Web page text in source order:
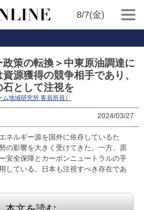
8/7(金)
政策の転換＞中東原油調達に
源獲得の競争相手であり、
として注視を
ム地域研究所 客員所員）
2024/03/27
ネルギー源を国外に依存しているた
の影響を大きく受けてきた。一方、原
安全保障とカーボンニュートラルの手
している。日本も注視すべき存在であ